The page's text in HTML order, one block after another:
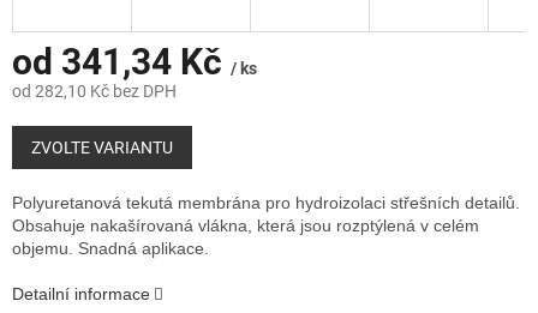
od 341,34 Kč / ks
od 282,10 Kč bez DPH
Měrná
cena:
ZVOLTE VARIANTU
Polyuretanová tekutá membrána pro hydroizolaci střešních detailů.
Obsahuje nakašírovaná vlákna, která jsou rozptýlená v celém
objemu. Snadná aplikace.
Detailní informace